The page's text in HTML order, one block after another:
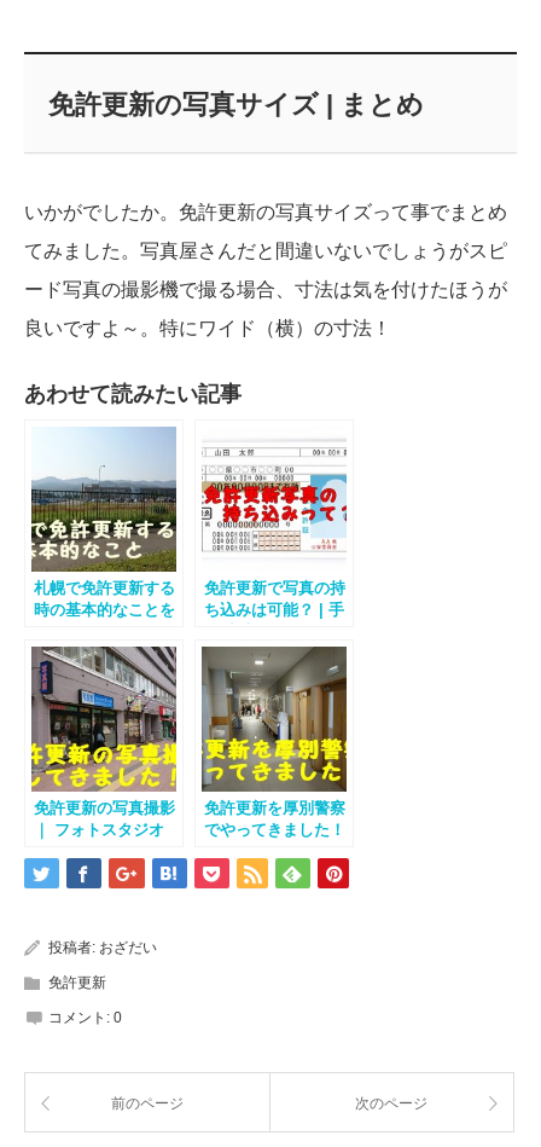
免許更新の写真サイズ | まとめ
いかがでしたか。免許更新の写真サイズって事でまとめ
てみました。写真屋さんだと間違いないでしょうがスピ
ード写真の撮影機で撮る場合、寸法は気を付けたほうが
良いですよ～。特にワイド（横）の寸法！
あわせて読みたい記事
札幌で免許更新する
時の基本的なことを
た！
免許更新で写真の持
ち込みは可能？ | 手
免許更新の写真撮影
｜ フォトスタジオ
ました！
免許更新を厚別警察
でやってきました！
投稿者: おざだい
免許更新
コメント: 0
前のページ 次のページ